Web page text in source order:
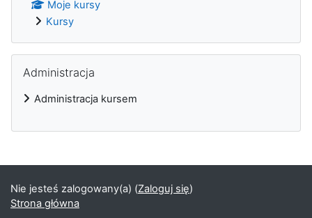
Moje kursy
Kursy
Administracja
Administracja kursem
Bloki
Nie jesteś zalogowany(a) (Zaloguj się)
Strona główna